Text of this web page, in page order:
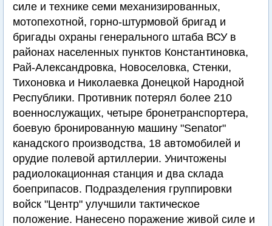
силе и технике семи механизированных,
мотопехотной, горно-штурмовой бригад и
бригады охраны генерального штаба ВСУ в
районах населенных пунктов Константиновка,
Рай-Александровка, Новоселовка, Стенки,
Тихоновка и Николаевка Донецкой Народной
Республики. Противник потерял более 210
военнослужащих, четыре бронетранспортера,
боевую бронированную машину "Senator"
канадского производства, 18 автомобилей и
орудие полевой артиллерии. Уничтожены
радиолокационная станция и два склада
боеприпасов. Подразделения группировки
войск "Центр" улучшили тактическое
положение. Нанесено поражение живой силе и